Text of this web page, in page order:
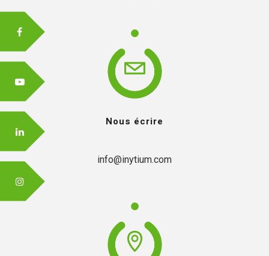
FR
EN
Nous écrire
info@inytium.com